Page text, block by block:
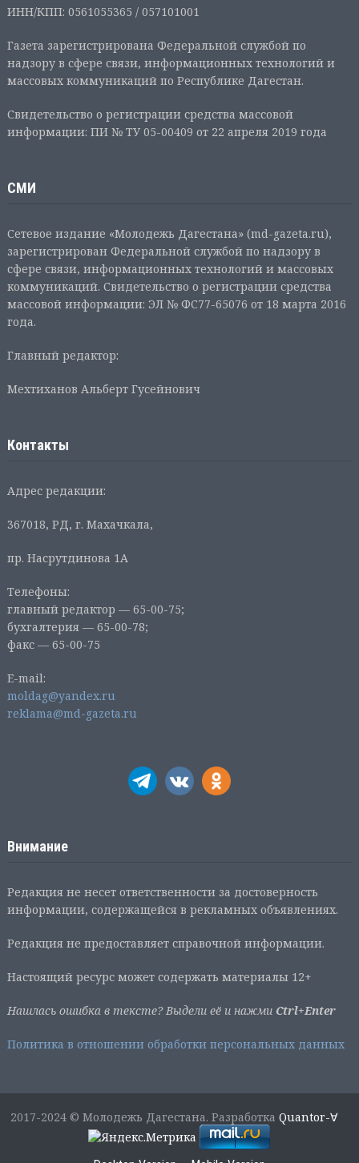
ИНН/КПП: 0561055365 / 057101001
Газета зарегистрирована Федеральной службой по
надзору в сфере связи, информационных технологий и
массовых коммуникаций по Республике Дагестан.
Свидетельство о регистрации средства массовой
информации: ПИ № ТУ 05-00409 от 22 апреля 2019 года
СМИ
Сетевое издание «Молодежь Дагестана» (md-gazeta.ru),
зарегистрирован Федеральной службой по надзору в
сфере связи, информационных технологий и массовых
коммуникаций. Свидетельство о регистрации средства
массовой информации: ЭЛ № ФС77-65076 от 18 марта 2016
года.
Главный редактор:
Мехтиханов Альберт Гусейнович
Контакты
Адрес редакции:
367018, РД, г. Махачкала,
пр. Насрутдинова 1А
Телефоны:
главный редактор — 65-00-75;
бухгалтерия — 65-00-78;
факс — 65-00-75
E-mail:
moldag@yandex.ru
reklama@md-gazeta.ru
Внимание
Редакция не несет ответственности за достоверность
информации, содержащейся в рекламных объявлениях.
Редакция не предоставляет справочной информации.
Настоящий ресурс может содержать материалы 12+
Нашлась ошибка в тексте? Выдели её и нажми Ctrl+Enter
Политика в отношении обработки персональных данных
2017-2024 © Молодежь Дагестана. РазработкаQuantor-∀